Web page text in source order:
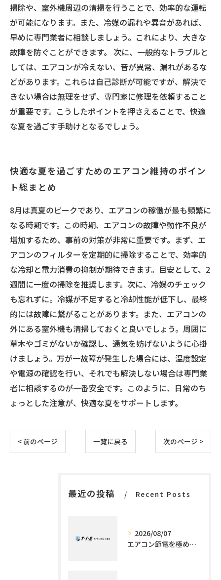
掃除や、室外機周辺の清掃を行うことで、効率的な運転
が可能になります。また、冷媒の漏れや異音があれば、
早めに専門業者に相談しましょう。これにより、大きな
故障を防ぐことができます。 次に、一般的なトラブルと
しては、エアコンが冷えない、音が異常、漏れがあるな
どがあります。これらは自己診断が可能ですが、解決で
きない場合は無理をせず、専門家に修理を依頼すること
が重要です。こうしたポイントを押さえることで、快適
な夏を過ごす手助けとなるでしょう。
快適な夏を過ごすためのエアコン維持のポイン
ト総まとめ
8月は真夏のピークであり、エアコンの稼働が最も頻繁に
なる時期です。この時期、エアコンの故障や動作不良が
増加するため、事前の対策が非常に重要です。まず、エ
アコンのフィルターを定期的に掃除することで、効率的
な冷却と電力消費の抑制が期待できます。目安として、2
週間に一度の掃除を推奨します。次に、冷媒のチェック
も忘れずに。冷媒が不足すると冷却性能が低下し、最終
的には故障に繋がることがあります。また、エアコンの
外にある室外機も清掃しておくと良いでしょう。周囲に
草木やゴミがないか確認し、通気を妨げないように心掛
けましょう。万が一故障が発生した場合には、温度設定
や電源の確認を行い、それでも解決しない場合は専門業
者に相談するのが一番安全です。このように、日常のち
ょっとした注意が、快適な夏をサポートします。
< 前のページ 一覧に戻る 次のページ >
最近の投稿 Recent Posts
2026/08/07
エアコン節電を極める施工技術